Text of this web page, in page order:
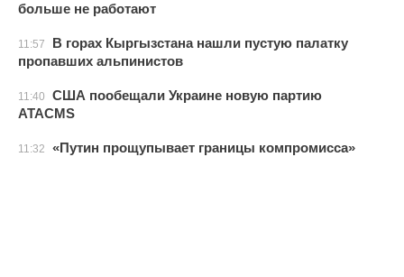
больше не работают
11:57
В горах Кыргызстана нашли пустую палатку
пропавших альпинистов
11:40
США пообещали Украине новую партию
ATACMS
11:32 «Путин прощупывает границы компромисса»